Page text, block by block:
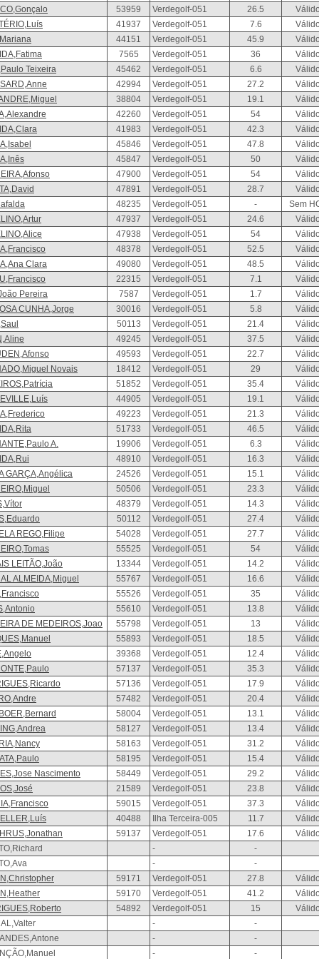
53959 Verdegolf-051 26.5
Válido
41937 Verdegolf-051 7.6
44151 Verdegolf-051 45.9
Válido
7565 Verdegolf-051 36
Teixeira
45462 Verdegolf-051 6.6
Válido
42994 Verdegolf-051 27.2
38804 Verdegolf-051 19.1
Válido
42260 Verdegolf-051 54
41983 Verdegolf-051 42.3
Válido
45846 Verdegolf-051 47.8
45847 Verdegolf-051 50
Válido
47900 Verdegolf-051 54
47891 Verdegolf-051 28.7
Válido
48235 Verdegolf-051 -
Sem
47937 Verdegolf-051 24.6
Válido
47938 Verdegolf-051 54
48378 Verdegolf-051 52.5
Válido
Clara
49080 Verdegolf-051 48.5
22315 Verdegolf-051 7.1
Válido
Pereira
7587 Verdegolf-051 1.7
CUNHA,Jorge
30016 Verdegolf-051 5.8
Válido
50113 Verdegolf-051 21.4
49245 Verdegolf-051 37.5
Válido
49593 Verdegolf-051 22.7
Novais
18412 Verdegolf-051 29
Válido
51852 Verdegolf-051 35.4
44905 Verdegolf-051 19.1
Válido
49223 Verdegolf-051 21.3
51733 Verdegolf-051 46.5
Válido
A.
19906 Verdegolf-051 6.3
48910 Verdegolf-051 16.3
Válido
GARÇA,Angélica
24526 Verdegolf-051 15.1
50506 Verdegolf-051 23.3
Válido
48379 Verdegolf-051 14.3
50112 Verdegolf-051 27.4
Válido
REGO,Filipe
54028 Verdegolf-051 27.7
55525 Verdegolf-051 54
Válido
LEITÃO,João
13344 Verdegolf-051 14.2
ALMEIDA,Miguel
55767 Verdegolf-051 16.6
Válido
55526 Verdegolf-051 35
55610 Verdegolf-051 13.8
Válido
DE MEDEIROS,Joao
55798 Verdegolf-051 13
55893 Verdegolf-051 18.5
Válido
39368 Verdegolf-051 12.4
57137 Verdegolf-051 35.3
Válido
57136 Verdegolf-051 17.9
57482 Verdegolf-051 20.4
Válido
58004 Verdegolf-051 13.1
58127 Verdegolf-051 13.4
Válido
58163 Verdegolf-051 31.2
58195 Verdegolf-051 15.4
Válido
Nascimento
58449 Verdegolf-051 29.2
21589 Verdegolf-051 23.8
Válido
59015 Verdegolf-051 37.3
40488 Ilha Terceira-005 11.7
Válido
59137 Verdegolf-051 17.6
-
-
-
-
59171 Verdegolf-051 27.8
Válido
59170 Verdegolf-051 41.2
54892 Verdegolf-051 15
Válido
-
-
-
-
- -